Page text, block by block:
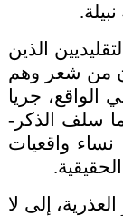
الذين
من شعر وهم
الواقع، جريا
سلف الذكر-
واقعيات
إلى لا